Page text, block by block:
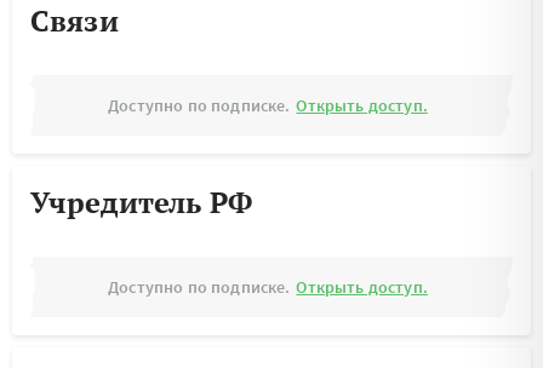
Связи
Доступно по подписке. Открыть доступ.
Учредитель РФ
Доступно по подписке. Открыть доступ.